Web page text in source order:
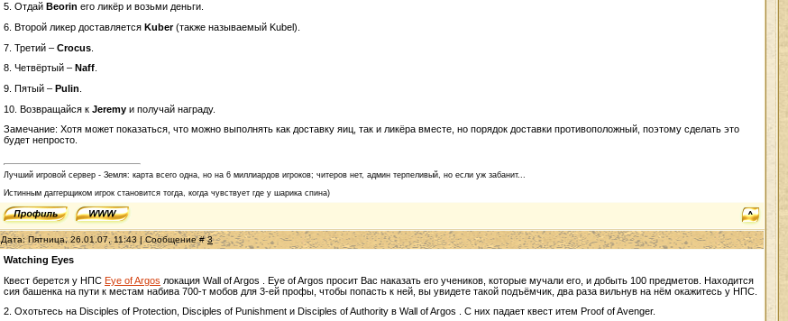
5. Отдай Beorin его ликёр и возьми деньги.
6. Второй ликер доставляется Kuber(также называемый Kubel).
7. Третий – Crocus
8. Четвёртый – Naff
9. Пятый – Pulin
10. Возвращайся к Jeremy и получай награду.
Замечание: Хотя может показаться, что можно выполнять как доставку яиц, так и ликёра вместе, но порядок доставки противоположный, поэтому сделать это
будет непросто.
Лучший игровой сервер - Земля: карта всего одна, но на 6 миллиардов игроков; читеров нет, админ терпеливый, но если уж забанит...
Истинным даггерщиком игрок становится тогда, когда чувствует где у шарика спина)
Дата: Пятница, 26.01.07, 11:43 | Сообщение #3
Watching Eyes
Квест берется у НПС Eye of Argos локация Wall of Argos . Eye of Argos просит Вас наказать его учеников, которые мучали его, и добыть 100 предметов. Находится
сия башенка на пути к местам набива 700-т мобов для 3-ей профы, чтобы попасть к ней, вы увидете такой подъёмчик, два раза вильнув на нём окажитесь у НПС.
2. Охотьтесь на Disciples of Protection, Disciples of Punishment и Disciples of Authority в Wall of Argos . С них падает квест итем Proof of Avenger.